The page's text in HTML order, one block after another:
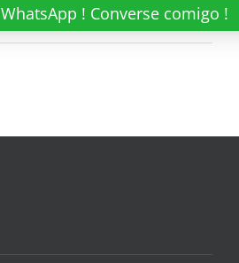
WhatsApp ! Converse comigo !